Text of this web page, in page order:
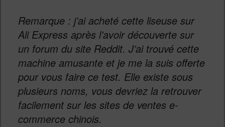
Remarque : j’ai acheté cette liseuse sur
Ali Express après l’avoir découverte sur
un forum du site Reddit. J’ai trouvé cette
machine amusante et je me la suis offerte
pour vous faire ce test. Elle existe sous
plusieurs noms, vous devriez la retrouver
facilement sur les sites de ventes e-
commerce chinois.